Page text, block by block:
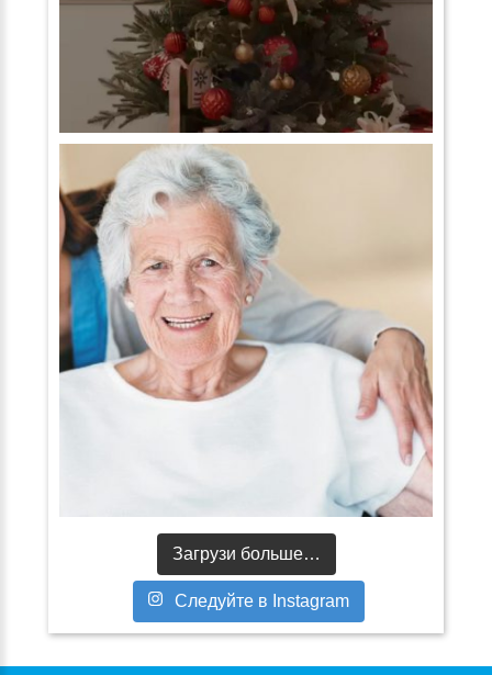
Загрузи больше…
Следуйте в Instagram